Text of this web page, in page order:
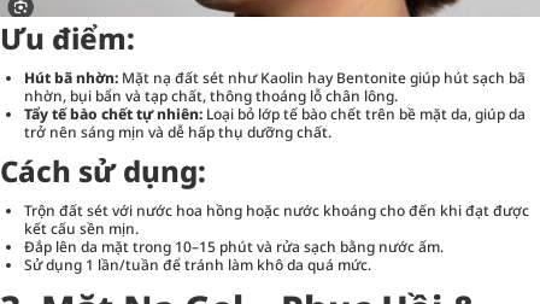
Ưu điểm:
Hút bã nhờn: Mặt nạ đất sét như Kaolin hay Bentonite giúp hút sạch bã
nhờn, bụi bẩn và tạp chất, thông thoáng lỗ chân lông.
Tẩy tế bào chết tự nhiên: Loại bỏ lớp tế bào chết trên bề mặt da, giúp da
trở nên sáng mịn và dễ hấp thụ dưỡng chất.
Cách sử dụng:
Trộn đất sét với nước hoa hồng hoặc nước khoáng cho đến khi đạt được
kết cấu sền mịn.
Đắp lên da mặt trong 10–15 phút và rửa sạch bằng nước ấm.
Sử dụng 1 lần/tuần để tránh làm khô da quá mức.